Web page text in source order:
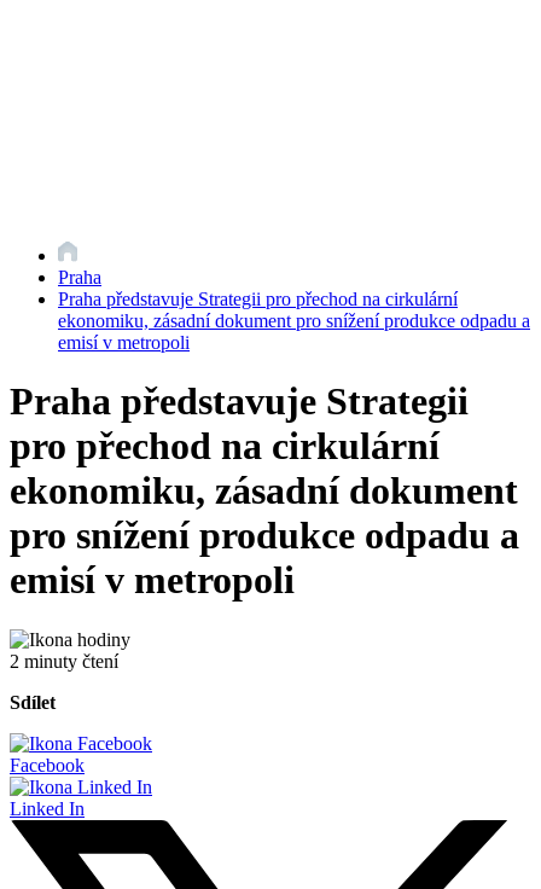
Praha
Praha představuje Strategii pro přechod na cirkulární
ekonomiku, zásadní dokument pro snížení produkce odpadu a
emisí v metropoli
Praha představuje Strategii
pro přechod na cirkulární
ekonomiku, zásadní dokument
pro snížení produkce odpadu a
emisí v metropoli
2 minuty čtení
Sdílet
Facebook
Linked In